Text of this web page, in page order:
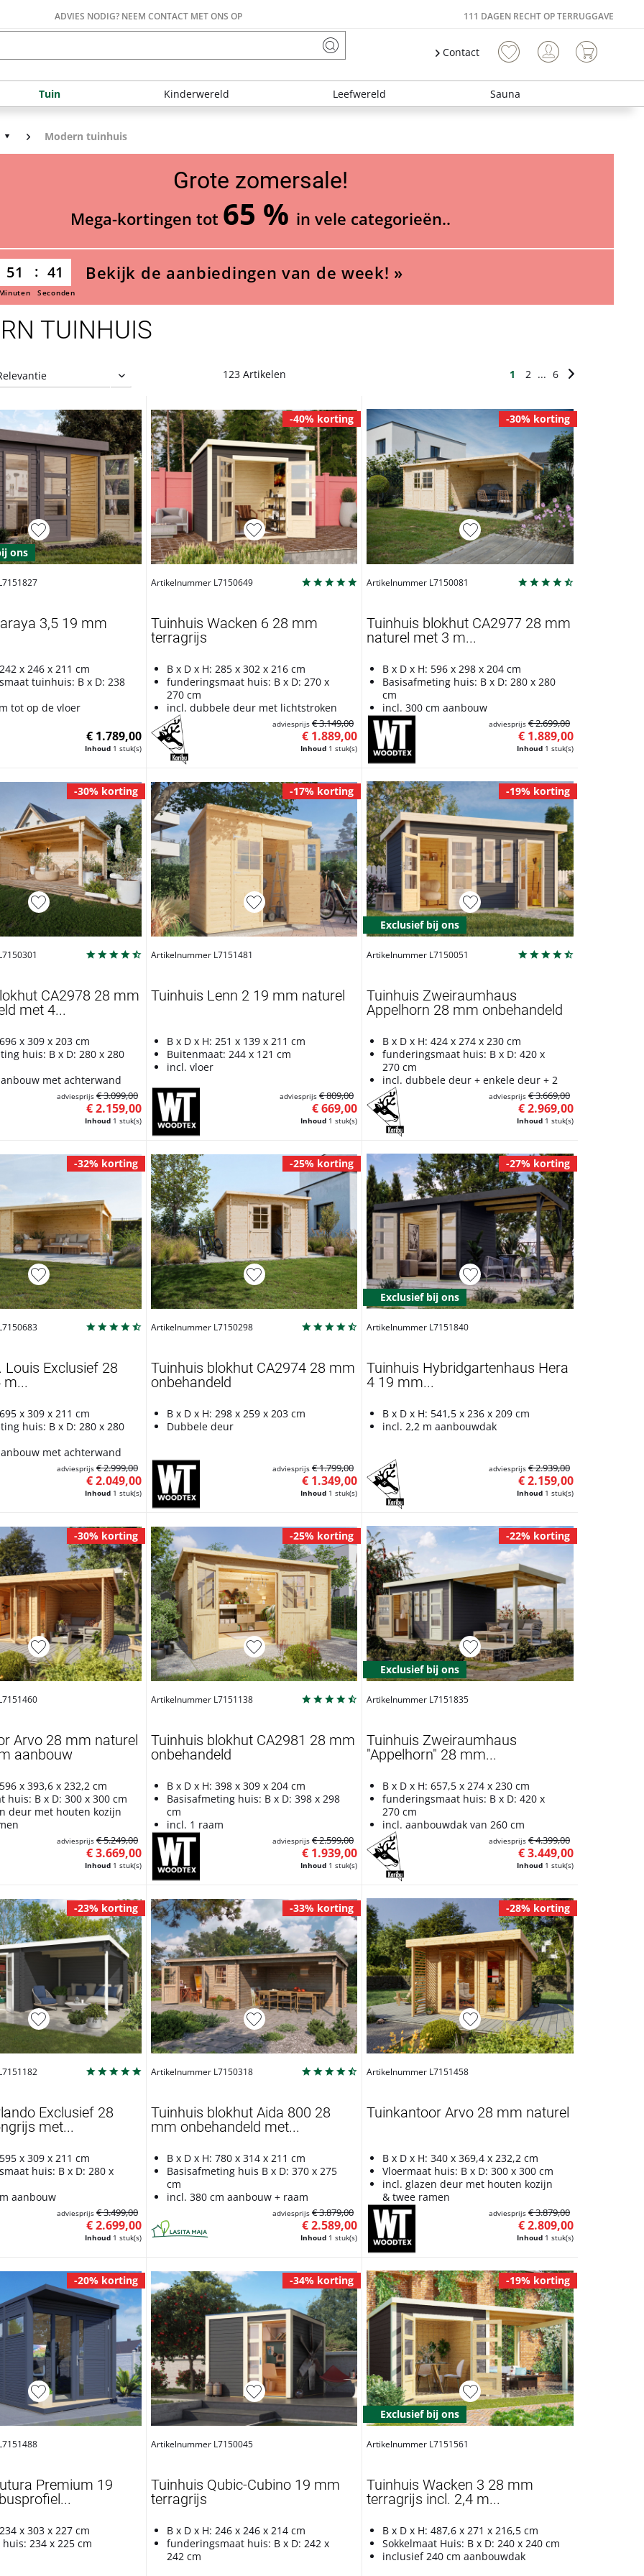
ADVIES NODIG? NEEM CONTACT MET ONS OP 111 DAGEN RECHT OP TERRUGGAVE
Contact
Tuin Kinderwereld Leefwereld Sauna
Modern tuinhuis
Grote zomersale!
Mega-kortingen tot 65 % in vele categorieën..
51 40
Minuten Seconden
Bekijk de aanbiedingen van de week! »
TUINHUIS
123 Artikelen 1 2 ... 6
ons
3,5 19 mm
x 246 x 211 cm
tuinhuis: B x D: 238
tot op de vloer
Inhoud 1 stuk(s)
€ 1.789,00
-40% korting
Artikelnummer L7150649
Tuinhuis Wacken 6 28 mm
terragrijs
B x D x H: 285 x 302 x 216 cm
funderingsmaat huis: B x D: 270 x
270 cm
incl. dubbele deur met lichtstroken
Inhoud 1 stuk(s)
€ 1.889,00
adviesprijs € 3.149,00
-30% korting
Artikelnummer L7150081
Tuinhuis blokhut CA2977 28 mm
naturel met 3 m...
B x D x H: 596 x 298 x 204 cm
Basisafmeting huis: B x D: 280 x 280
cm
incl. 300 cm aanbouw
Inhoud 1 stuk(s)
€ 1.889,00
adviesprijs € 2.699,00
-30% korting
CA2978 28 mm
met 4...
x 309 x 203 cm
huis: B x D: 280 x 280
met achterwand
Inhoud 1 stuk(s)
€ 2.159,00
adviesprijs € 3.099,00
-17% korting
Artikelnummer L7151481
Tuinhuis Lenn 2 19 mm naturel
B x D x H: 251 x 139 x 211 cm
Buitenmaat: 244 x 121 cm
incl. vloer
Inhoud 1 stuk(s)
€ 669,00
adviesprijs € 809,00
-19% korting
Exclusief bij ons
Artikelnummer L7150051
Tuinhuis Zweiraumhaus
Appelhorn 28 mm onbehandeld
B x D x H: 424 x 274 x 230 cm
funderingsmaat huis: B x D: 420 x
270 cm
incl. dubbele deur + enkele deur + 2
ruimtes
Inhoud 1 stuk(s)
€ 2.969,00
adviesprijs € 3.669,00
-32% korting
Louis Exclusief 28
x 309 x 211 cm
huis: B x D: 280 x 280
met achterwand
Inhoud 1 stuk(s)
€ 2.049,00
adviesprijs € 2.999,00
-25% korting
Artikelnummer L7150298
Tuinhuis blokhut CA2974 28 mm
onbehandeld
B x D x H: 298 x 259 x 203 cm
Dubbele deur
Inhoud 1 stuk(s)
€ 1.349,00
adviesprijs € 1.799,00
-27% korting
Exclusief bij ons
Artikelnummer L7151840
Tuinhuis Hybridgartenhaus Hera
4 19 mm...
B x D x H: 541,5 x 236 x 209 cm
incl. 2,2 m aanbouwdak
Inhoud 1 stuk(s)
€ 2.159,00
adviesprijs € 2.939,00
-30% korting
Arvo 28 mm naturel
aanbouw
x 393,6 x 232,2 cm
huis: B x D: 300 x 300 cm
deur met houten kozijn
Inhoud 1 stuk(s)
€ 3.669,00
adviesprijs € 5.249,00
-25% korting
Artikelnummer L7151138
Tuinhuis blokhut CA2981 28 mm
onbehandeld
B x D x H: 398 x 309 x 204 cm
Basisafmeting huis: B x D: 398 x 298
cm
incl. 1 raam
Inhoud 1 stuk(s)
€ 1.939,00
adviesprijs € 2.599,00
-22% korting
Exclusief bij ons
Artikelnummer L7151835
Tuinhuis Zweiraumhaus
"Appelhorn" 28 mm...
B x D x H: 657,5 x 274 x 230 cm
funderingsmaat huis: B x D: 420 x
270 cm
incl. aanbouwdak van 260 cm
Inhoud 1 stuk(s)
€ 3.449,00
adviesprijs € 4.399,00
-23% korting
Exclusief 28
met...
x 309 x 211 cm
huis: B x D: 280 x
aanbouw
Inhoud 1 stuk(s)
€ 2.699,00
adviesprijs € 3.499,00
-33% korting
Artikelnummer L7150318
Tuinhuis blokhut Aida 800 28
mm onbehandeld met...
B x D x H: 780 x 314 x 211 cm
Basisafmeting huis B x D: 370 x 275
cm
incl. 380 cm aanbouw + raam
Inhoud 1 stuk(s)
€ 2.589,00
adviesprijs € 3.879,00
-28% korting
Artikelnummer L7151458
Tuinkantoor Arvo 28 mm naturel
B x D x H: 340 x 369,4 x 232,2 cm
Vloermaat huis: B x D: 300 x 300 cm
incl. glazen deur met houten kozijn
& twee ramen
Inhoud 1 stuk(s)
€ 2.809,00
adviesprijs € 3.879,00
-20% korting
Premium 19
x 303 x 227 cm
234 x 225 cm
-34% korting
Artikelnummer L7150045
Tuinhuis Qubic-Cubino 19 mm
terragrijs
B x D x H: 246 x 246 x 214 cm
funderingsmaat huis: B x D: 242 x
242 cm
-19% korting
Exclusief bij ons
Artikelnummer L7151561
Tuinhuis Wacken 3 28 mm
terragrijs incl. 2,4 m...
B x D x H: 487,6 x 271 x 216,5 cm
Sokkelmaat Huis: B x D: 240 x 240 cm
inclusief 240 cm aanbouwdak